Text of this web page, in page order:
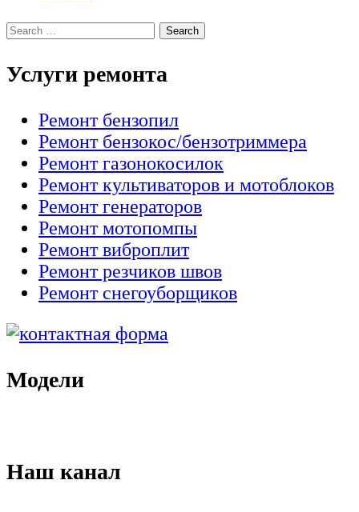
Услуги ремонта
Ремонт бензопил
Ремонт бензокос/бензотриммера
Ремонт газонокосилок
Ремонт культиваторов и мотоблоков
Ремонт генераторов
Ремонт мотопомпы
Ремонт виброплит
Ремонт резчиков швов
Ремонт снегоуборщиков
Модели
Наш канал